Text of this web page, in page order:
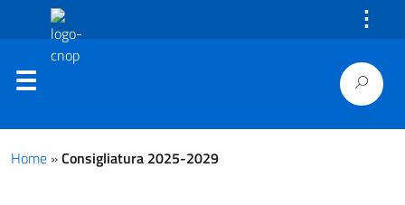
⋮
Home »Consigliatura 2025-2029